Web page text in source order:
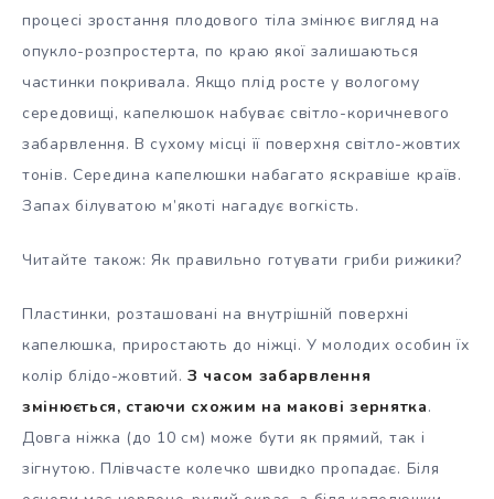
процесі зростання плодового тіла змінює вигляд на
опукло-розпростерта, по краю якої залишаються
частинки покривала. Якщо плід росте у вологому
середовищі, капелюшок набуває світло-коричневого
забарвлення. В сухому місці її поверхня світло-жовтих
тонів. Середина капелюшки набагато яскравіше країв.
Запах білуватою м’якоті нагадує вогкість.
Читайте також: Як правильно готувати гриби рижики?
Пластинки, розташовані на внутрішній поверхні
капелюшка, приростають до ніжці. У молодих особин їх
колір блідо-жовтий. З часом забарвлення
змінюється, стаючи схожим на макові зернятка.
Довга ніжка (до 10 см) може бути як прямий, так і
зігнутою. Плівчасте колечко швидко пропадає. Біля